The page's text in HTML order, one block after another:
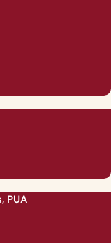
PUA